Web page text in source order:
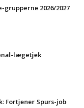
grupperne 2026/2027
lægetjek
Fortjener Spurs-job